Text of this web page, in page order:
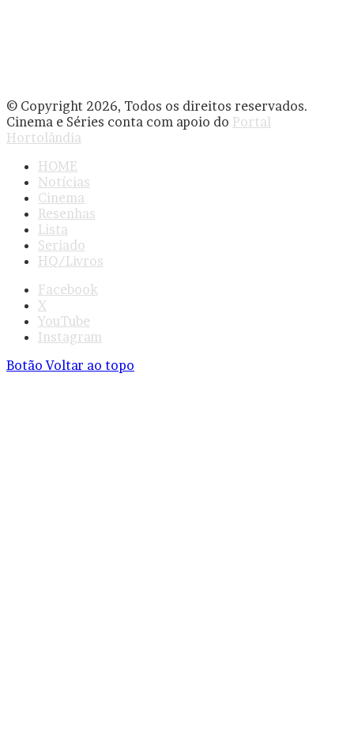
© Copyright 2026, Todos os direitos reservados.
Cinema e Séries conta com apoio do Portal
Hortolândia
HOME
Notícias
Cinema
Resenhas
Lista
Seriado
HQ/Livros
Facebook
X
YouTube
Instagram
Botão Voltar ao topo